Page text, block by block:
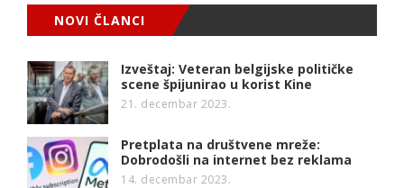
NOVI ČLANCI
Izveštaj: Veteran belgijske političke
scene špijunirao u korist Kine
21. decembar 2023.
Pretplata na društvene mreže:
Dobrodošli na internet bez reklama
14. decembar 2023.